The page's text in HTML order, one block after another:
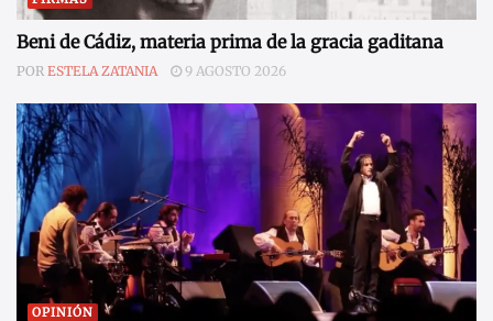
Beni de Cádiz, materia prima de la gracia gaditana
POR ESTELA ZATANIA 9 AGOSTO 2026
OPINIÓN